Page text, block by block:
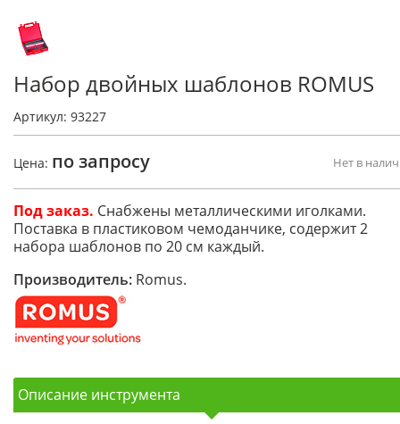
Набор двойных шаблонов ROMUS
Артикул: 93227
Цена: по запросу Нет в
Под заказ. Снабжены металлическими иголками.
Поставка в пластиковом чемоданчике, содержит 2
набора шаблонов по 20 см каждый.
Производитель: Romus.
Описание инструмента